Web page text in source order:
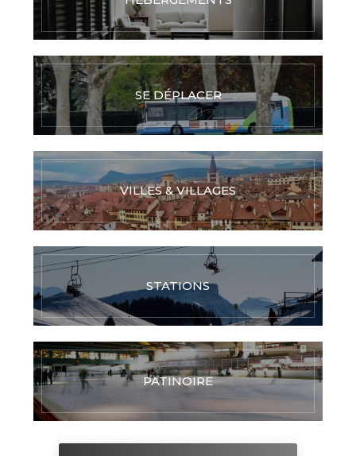
SE DÉPLACER
VILLES & VILLAGES
STATIONS
PATINOIRE